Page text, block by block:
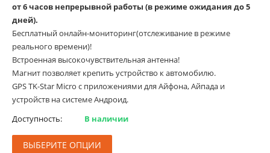
от 6 часов непрерывной работы (в режиме ожидания до 5
дней).
Бесплатный онлайн-мониторинг(отслеживание в режиме
реального времени)!
Встроенная высокочувствительная антенна!
Магнит позволяет крепить устройство к автомобилю.
GPS TK-Star Micro с приложениями для Айфона, Айпада и
устройств на системе Андроид.
Доступность:
В наличии
ВЫБЕРИТЕ ОПЦИИ